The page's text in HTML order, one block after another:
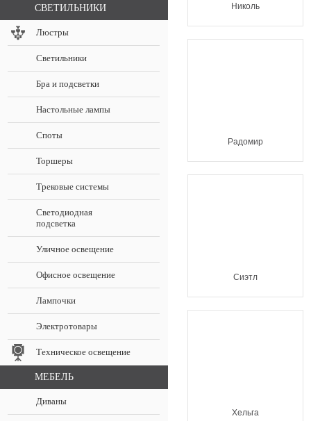
СВЕТИЛЬНИКИ
Люстры
Светильники
Бра и подсветки
Настольные лампы
Споты
Торшеры
Трековые системы
Светодиодная
подсветка
Уличное освещение
Офисное освещение
Лампочки
Электротовары
Техническое освещение
МЕБЕЛЬ
Диваны
Николь
Радомир
Сиэтл
Хельга